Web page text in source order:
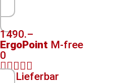
1490.–
ErgoPoint M-free
0

Lieferbar